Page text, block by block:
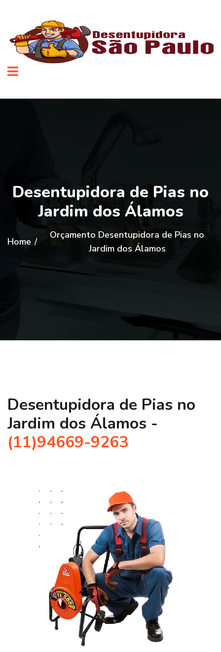
Desentupidora de Pias no
Jardim dos Álamos
Home /
Orçamento Desentupidora de Pias no
Jardim dos Álamos
Desentupidora de Pias no
Jardim dos Álamos -
(11)94669-9263